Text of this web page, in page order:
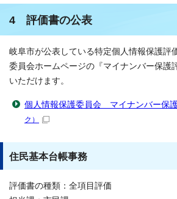
4 評価書の公表
岐阜市が公表している特定個人情報保護評
委員会ホームページの『マイナンバー保護
いただけます。
個人情報保護委員会 マイナンバー保
ク）
住民基本台帳事務
評価書の種類：全項目評価